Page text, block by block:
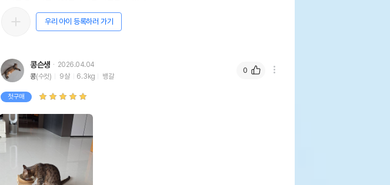
우리 아이 등록하러 가기
콩슨생
2026.04.04
콩(수컷) 9살 6.3kg 뱅갈
첫구매
0